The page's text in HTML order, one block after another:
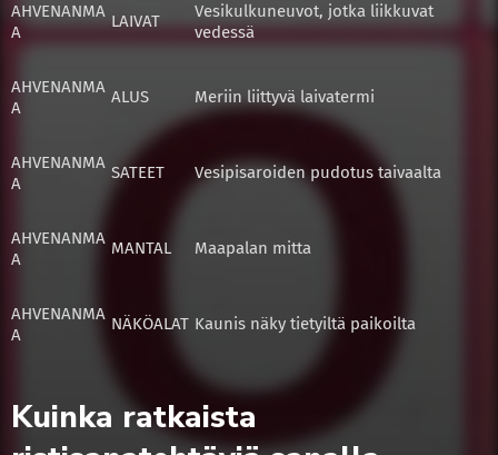
AHVENANMA
A
LAIVAT
Vesikulkuneuvot, jotka liikkuvat
vedessä
AHVENANMA
A
ALUS Meriin liittyvä laivatermi
AHVENANMA
A
SATEET Vesipisaroiden pudotus taivaalta
AHVENANMA
A
MANTAL Maapalan mitta
AHVENANMA
A
NÄKÖALAT Kaunis näky tietyiltä paikoilta
Kuinka ratkaista